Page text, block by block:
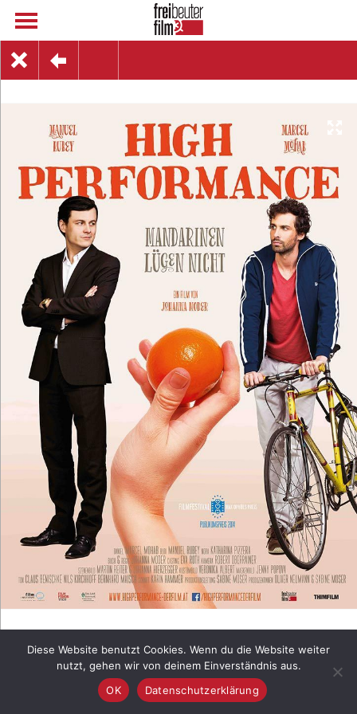
HIGH PERFORMANCE (VOD)
Diese Website benutzt Cookies. Wenn du die Website weiter
nutzt, gehen wir von deinem Einverständnis aus.
OK
Datenschutzerklärung